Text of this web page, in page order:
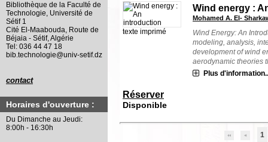
texte imprimé
Wind energy :
Mohamed A. El-
Wind Energy: An
modeling, analysis,
development of wind
aerodynamic theories
Plus
Réserver
Disponible
1
Bibliothèque de la Faculté de
Technologie, Université de
Sétif 1
Cité El-Maabouda, Route de
Béjaia - Sétif, Algérie
Tel: 036 44 47 18
bib.technologie@univ-setif.dz
contact
Horaires d'ouverture :
Du Dimanche au Jeudi:
8:00h - 16:30h